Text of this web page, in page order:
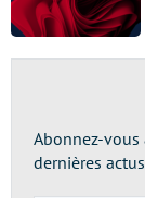
Abonnez-
dernières